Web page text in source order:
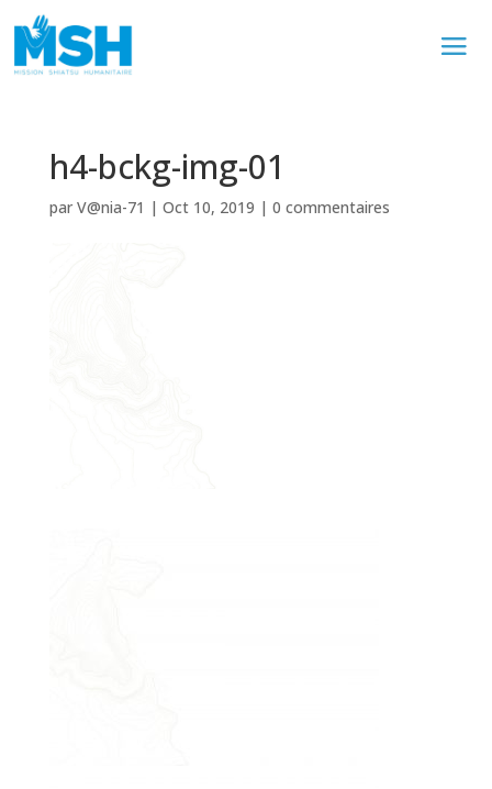
h4-bckg-img-01
par V@nia-71 | Oct 10, 2019 | 0 commentaires